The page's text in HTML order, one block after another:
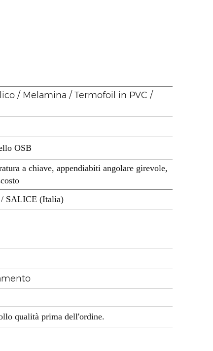
/ Melamina / Termofoil in PVC /
OSB
a chiave, appendiabiti angolare girevole,
/ SALICE (Italia)
qualità prima dell'ordine.